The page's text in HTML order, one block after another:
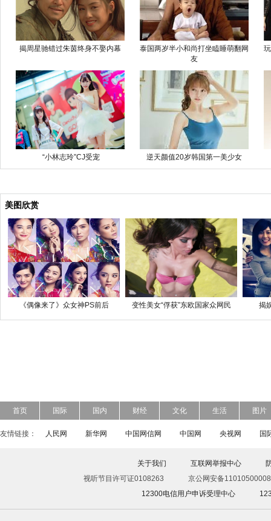
揭周星驰错过朱茵终身不娶内幕
泰国两岁半小和尚打坐瞌睡萌翻网
友
“小林志玲”CJ受宠 逆天颜值20岁韩国第一美少女
美图欣赏
《偶像来了》众女神PS前后 变性美女“俘获”东欧国家众网民 揭
首页 国际 国内 财经 文化 生活 图片
友情链接： 人民网 新华网 中国网信网 中国网 央视网 国
关于我们 互联网举报中心
视听节目许可证0108263
京公网安备
12300电信用户申诉受理中心